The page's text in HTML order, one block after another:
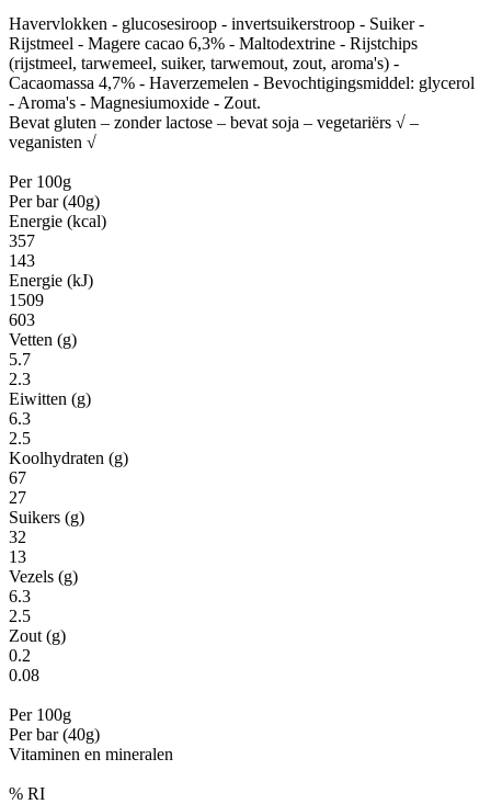
Havervlokken - glucosesiroop - invertsuikerstroop - Suiker -
Rijstmeel - Magere cacao 6,3% - Maltodextrine - Rijstchips
(rijstmeel, tarwemeel, suiker, tarwemout, zout, aroma's) -
Cacaomassa 4,7% - Haverzemelen - Bevochtigingsmiddel: glycerol
- Aroma's - Magnesiumoxide - Zout.
Bevat gluten – zonder lactose – bevat soja – vegetariërs √ –
veganisten √
Per 100g
Per bar (40g)
Energie (kcal)
357
143
Energie (kJ)
1509
603
Vetten (g)
5.7
2.3
Eiwitten (g)
6.3
2.5
Koolhydraten (g)
67
27
Suikers (g)
32
13
Vezels (g)
6.3
2.5
Zout (g)
0.2
0.08
Per 100g
Per bar (40g)
Vitaminen en mineralen
% RI